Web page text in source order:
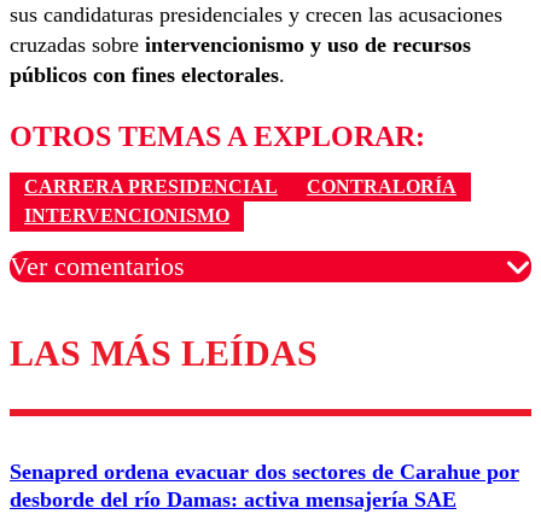
sus candidaturas presidenciales y crecen las acusaciones
cruzadas sobre intervencionismo y uso de recursos
públicos con fines electorales.
OTROS TEMAS A EXPLORAR:
CARRERA PRESIDENCIAL
CONTRALORÍA
INTERVENCIONISMO
Ver comentarios
Los comentarios son moderados para garantizar un
diálogo respetuoso.
Nombre
Correo
LAS MÁS LEÍDAS
Senapred ordena evacuar dos sectores de Carahue por
desborde del río Damas: activa mensajería SAE